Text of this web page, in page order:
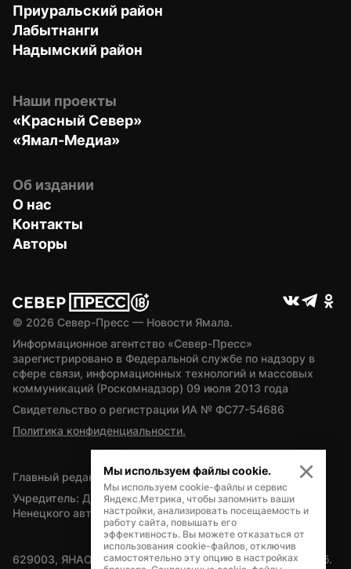
Приуральский район
Лабытнанги
Надымский район
Наши проекты
«Красный Север»
«Ямал-Медиа»
Об издании
О нас
Контакты
Авторы
© 2026 Север-Пресс — Новости Ямала.
Информационное агентство «Север-Пресс»
зарегистрировано в Федеральной службе по надзору в
сфере связи, информационных технологий и массовых
коммуникаций (Роскомнадзор) 09 июля 2013 года
Свидетельство о регистрации ИА № ФС77-54686
Политика конфиденциальности.
Главный редактор — А.Л. Поздеев
Учредитель: Департамент внутренней политики Ямало-
Ненецкого автономного округа
629003, ЯНАО, Салехард, мкр. Богдана Кнунянца, д.1, каб.
Мы используем файлы cookie.
Мы используем cookie-файлы и сервис
Яндекс.Метрика, чтобы запомнить ваши
настройки, анализировать посещаемость и
работу сайта, повышать его
эффективность. Вы можете отказаться от
использования cookie-файлов, отключив
самостоятельно эту опцию в настройках